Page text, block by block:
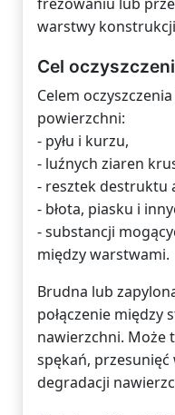
warstwy
Cel
Celem
powierzchni:
- pyłu i kurzu,
- luźnych ziaren
- resztek destruktu
- błota, piasku i
- substancji
między warstwami.
Brudna lub
połączenie między
nawierzchni. Może
spękań,
degradacji